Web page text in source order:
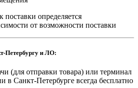
поставки определяется
от возможности поставки
Петербургу и ЛО:
(для отправки товара) или терминал
в Санкт-Петербурге всегда бесплатно